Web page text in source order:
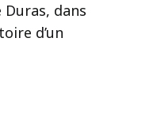
dans
d’un